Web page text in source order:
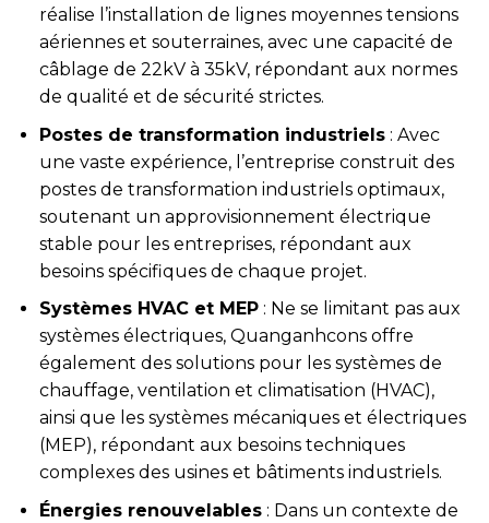
réalise l’installation de lignes moyennes tensions
aériennes et souterraines, avec une capacité de
câblage de 22kV à 35kV, répondant aux normes
de qualité et de sécurité strictes.
Postes de transformation industriels: Avec
une vaste expérience, l’entreprise construit des
postes de transformation industriels optimaux,
soutenant un approvisionnement électrique
stable pour les entreprises, répondant aux
besoins spécifiques de chaque projet.
Systèmes HVAC et MEP: Ne se limitant pas aux
systèmes électriques, Quanganhcons offre
également des solutions pour les systèmes de
chauffage, ventilation et climatisation (HVAC),
ainsi que les systèmes mécaniques et électriques
(MEP), répondant aux besoins techniques
complexes des usines et bâtiments industriels.
Énergies renouvelables: Dans un contexte de